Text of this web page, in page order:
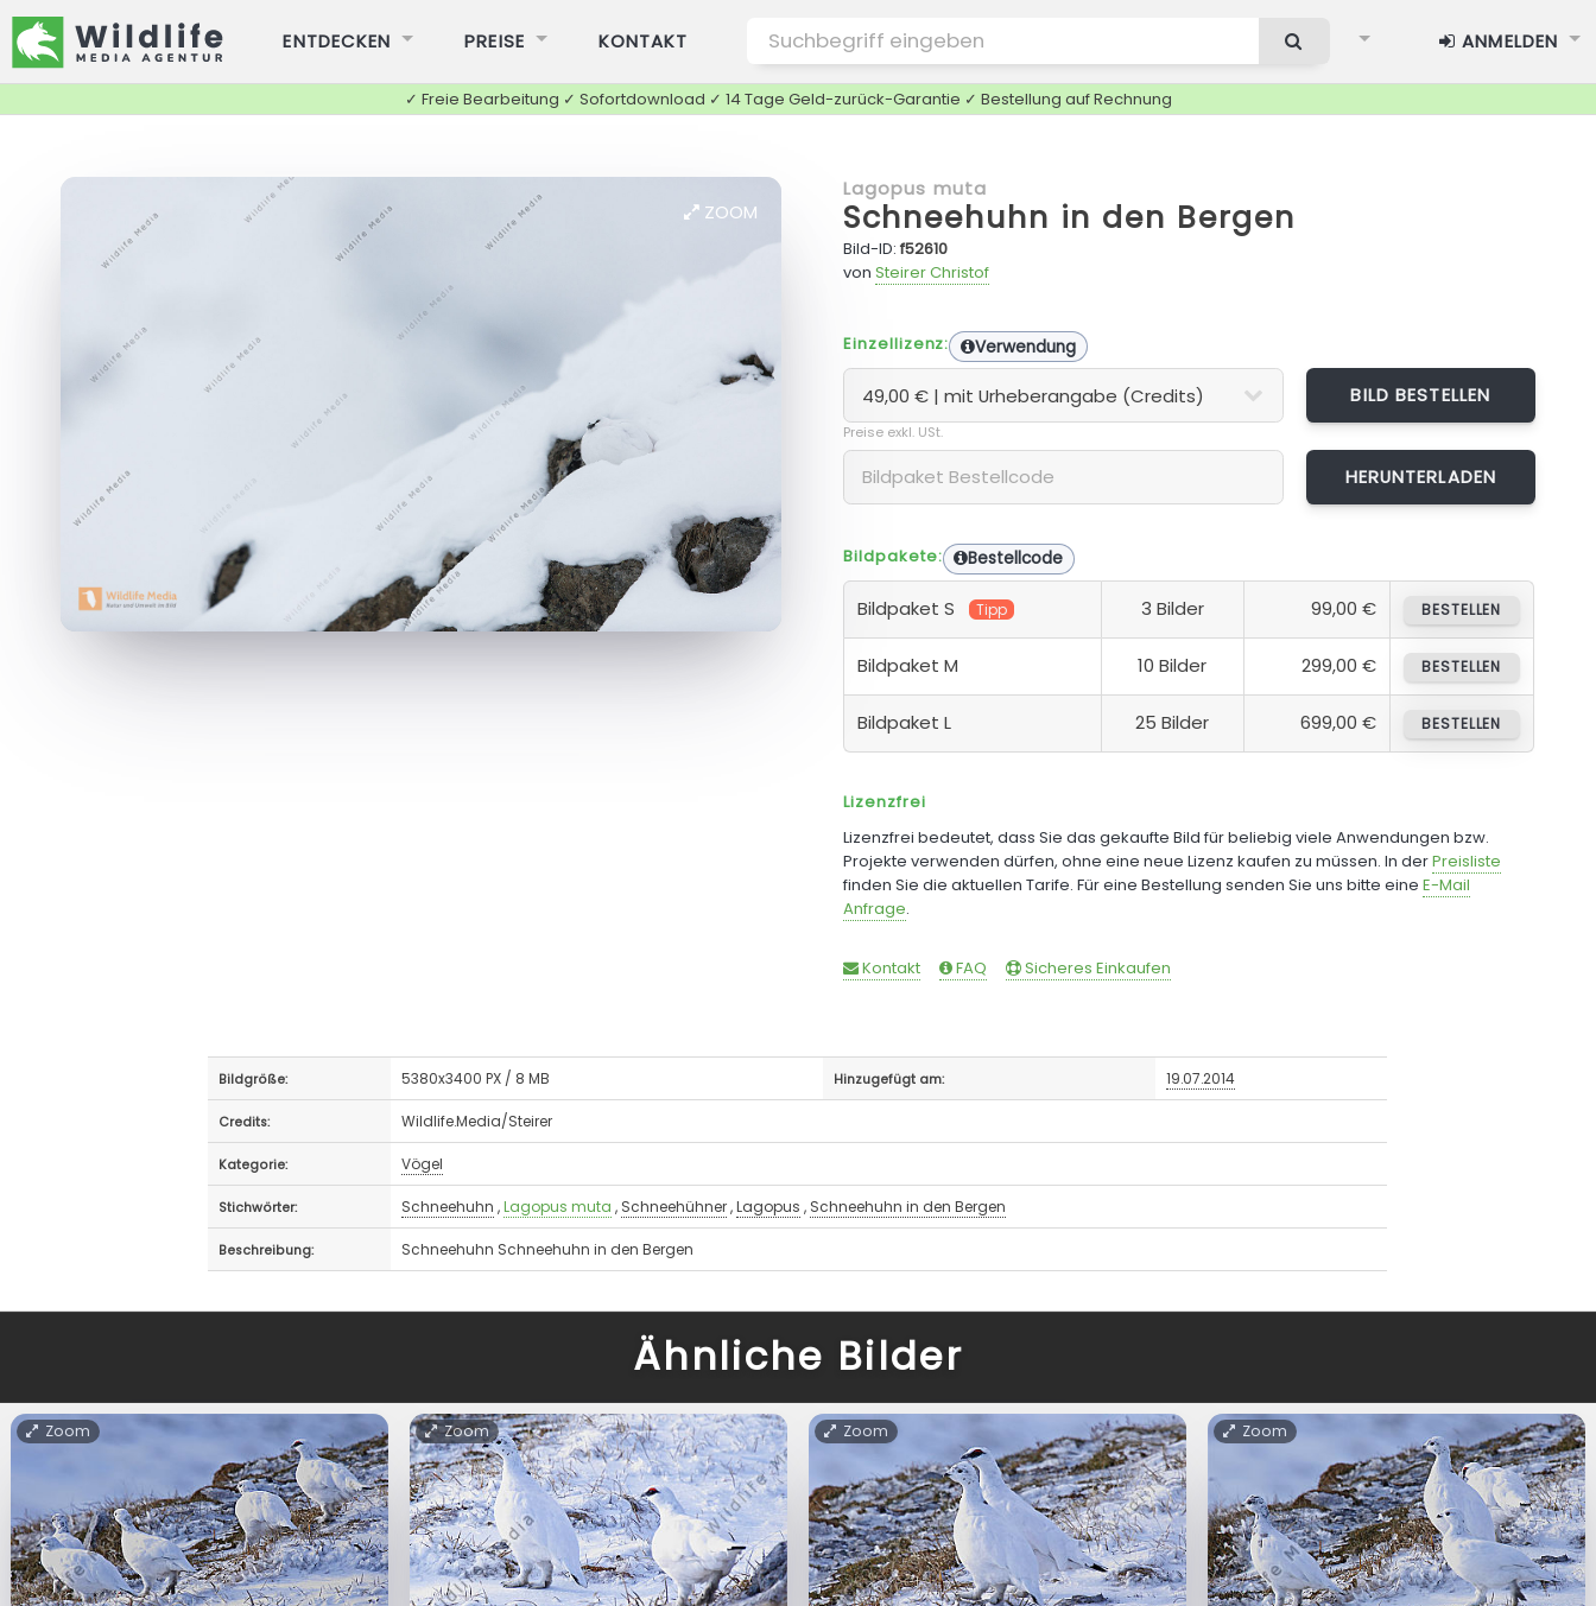
ENTDECKEN PREISE KONTAKT ANMELDEN
✓ Freie Bearbeitung ✓ Sofortdownload ✓ 14 Tage Geld-zurück-Garantie ✓ Bestellung auf Rechnung
ZOOM
Lagopus muta
Schneehuhn in den Bergen
Bild-ID:f52610
von Steirer Christof
Einzellizenz: Verwendung
BILD BESTELLEN
Preise exkl. USt.
Bildpakete: Bestellcode
Bildpaket S Tipp 3 Bilder 99,00 € BESTELLEN
Bildpaket M 10 Bilder 299,00 € BESTELLEN
Bildpaket L 25 Bilder 699,00 € BESTELLEN
Lizenzfrei
Lizenzfrei bedeutet, dass Sie das gekaufte Bild für beliebig viele Anwendungen bzw.
Projekte verwenden dürfen, ohne eine neue Lizenz kaufen zu müssen. In derPreisliste
finden Sie die aktuellen Tarife. Für eine Bestellung senden Sie uns bitte eine E-Mail
Anfrage.
Kontakt FAQ Sicheres Einkaufen
Bildgröße: 5380x3400 PX / 8 MB Hinzugefügt am: 19.07.2014
Credits: Wildlife.Media/Steirer
Kategorie: Vögel
Stichwörter: Schneehuhn ,Lagopus muta , Schneehühner,Lagopus , Schneehuhn in den Bergen
Beschreibung: Schneehuhn Schneehuhn in den Bergen
Ähnliche Bilder
Zoom Zoom Zoom Zoom